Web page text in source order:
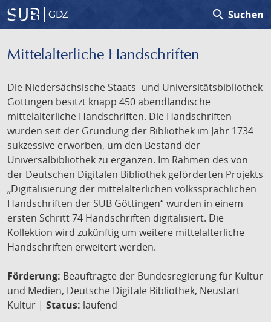
GDZ search Suchen
Mittelalterliche Handschriften
Die Niedersächsische Staats- und Universitätsbibliothek
Göttingen besitzt knapp 450 abendländische
mittelalterliche Handschriften. Die Handschriften
wurden seit der Gründung der Bibliothek im Jahr 1734
sukzessive erworben, um den Bestand der
Universalbibliothek zu ergänzen. Im Rahmen des von
der Deutschen Digitalen Bibliothek geförderten Projekts
„Digitalisierung der mittelalterlichen volkssprachlichen
Handschriften der SUB Göttingen“ wurden in einem
ersten Schritt 74 Handschriften digitalisiert. Die
Kollektion wird zukünftig um weitere mittelalterliche
Handschriften erweitert werden.
Förderung: Beauftragte der Bundesregierung für Kultur
und Medien, Deutsche Digitale Bibliothek, Neustart
Kultur | Status: laufend